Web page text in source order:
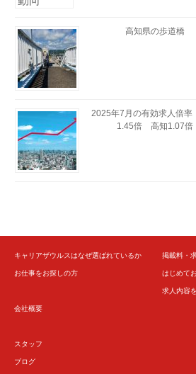
高知県の歩道橋
2025年7月の有効求人倍
1.45倍 高知1.07倍
キャリアザウルスはなぜ選ばれているか
お仕事をお探しの方
掲載料・
はじめて
求人内容
会社概要
スタッフ
ブログ